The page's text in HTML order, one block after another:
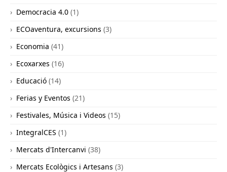
Democracia 4.0 (1)
ECOaventura, excursions (3)
Economia (41)
Ecoxarxes (16)
Educació (14)
Ferias y Eventos (21)
Festivales, Música i Videos (15)
IntegralCES (1)
Mercats d'Intercanvi (38)
Mercats Ecològics i Artesans (3)